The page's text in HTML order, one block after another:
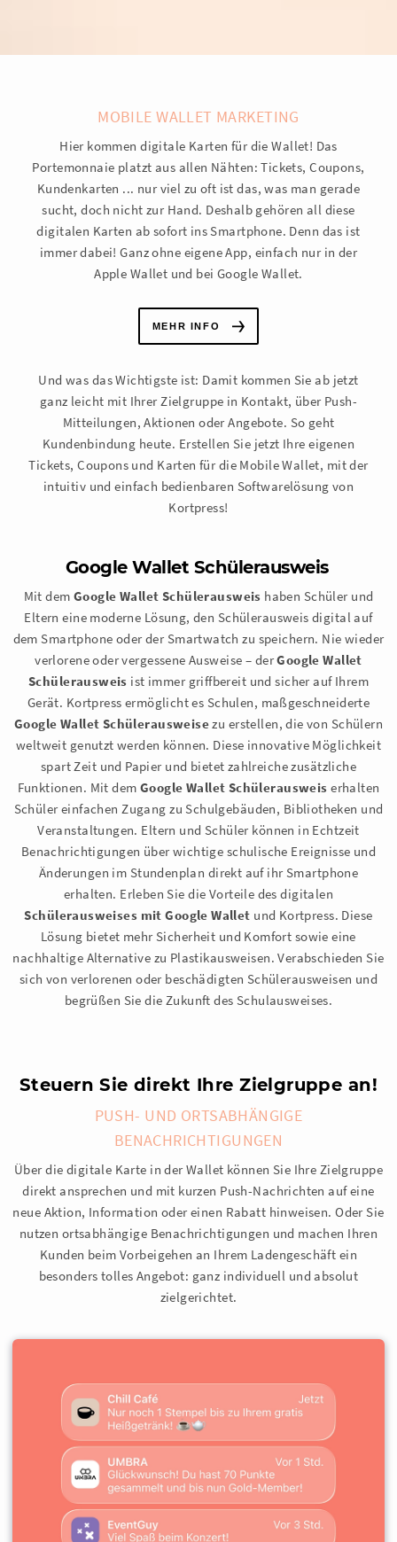
MOBILE WALLET MARKETING
Hier kommen digitale Karten für die Wallet! Das
Portemonnaie platzt aus allen Nähten: Tickets, Coupons,
Kundenkarten ... nur viel zu oft ist das, was man gerade
sucht, doch nicht zur Hand. Deshalb gehören all diese
digitalen Karten ab sofort ins Smartphone. Denn das ist
immer dabei! Ganz ohne eigene App, einfach nur in der
Apple Wallet und bei Google Wallet.
MEHR INFO
Und was das Wichtigste ist: Damit kommen Sie ab jetzt
ganz leicht mit Ihrer Zielgruppe in Kontakt, über Push-
Mitteilungen, Aktionen oder Angebote. So geht
Kundenbindung heute. Erstellen Sie jetzt Ihre eigenen
Tickets, Coupons und Karten für die Mobile Wallet, mit der
intuitiv und einfach bedienbaren Softwarelösung von
Kortpress!
Google Wallet Schülerausweis
Mit demGoogle Wallet Schülerausweis haben Schüler und
Eltern eine moderne Lösung, den Schülerausweis digital auf
dem Smartphone oder der Smartwatch zu speichern. Nie wieder
verlorene oder vergessene Ausweise – derGoogle Wallet
Schülerausweis ist immer griffbereit und sicher auf Ihrem
Gerät. Kortpress ermöglicht es Schulen, maßgeschneiderte
Google Wallet Schülerausweisezu erstellen, die von Schülern
weltweit genutzt werden können. Diese innovative Möglichkeit
spart Zeit und Papier und bietet zahlreiche zusätzliche
Funktionen. Mit dem Google Wallet Schülerausweis erhalten
Schüler einfachen Zugang zu Schulgebäuden, Bibliotheken und
Veranstaltungen. Eltern und Schüler können in Echtzeit
Benachrichtigungen über wichtige schulische Ereignisse und
Änderungen im Stundenplan direkt auf ihr Smartphone
erhalten. Erleben Sie die Vorteile des digitalen
Schülerausweises mit Google Wallet und Kortpress. Diese
Lösung bietet mehr Sicherheit und Komfort sowie eine
nachhaltige Alternative zu Plastikausweisen. Verabschieden Sie
sich von verlorenen oder beschädigten Schülerausweisen und
begrüßen Sie die Zukunft des Schulausweises.
Steuern Sie direkt Ihre Zielgruppe an!
PUSH- UND ORTSABHÄNGIGE
BENACHRICHTIGUNGEN
Über die digitale Karte in der Wallet können Sie Ihre Zielgruppe
direkt ansprechen und mit kurzen Push-Nachrichten auf eine
neue Aktion, Information oder einen Rabatt hinweisen. Oder Sie
nutzen ortsabhängige Benachrichtigungen und machen Ihren
Kunden beim Vorbeigehen an Ihrem Ladengeschäft ein
besonders tolles Angebot: ganz individuell und absolut
zielgerichtet.